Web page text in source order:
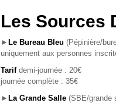
Les Sources
► Le Bureau Bleu (Pépinière/
uniquement aux personnes
Tarifdemi-journée : 20€
journée complète : 35€
► La Grande Salle (SBE/grande